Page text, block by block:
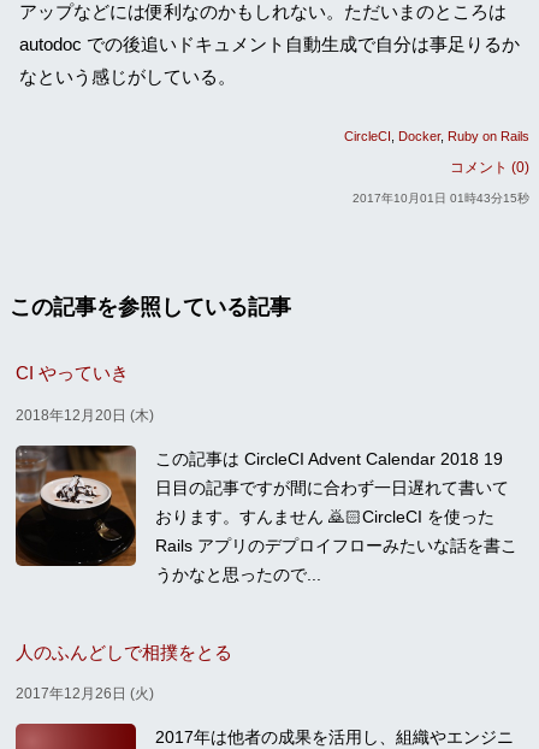
アップなどには便利なのかもしれない。ただいまのところは
autodoc での後追いドキュメント自動生成で自分は事足りるか
なという感じがしている。
CircleCI Docker Ruby on Rails
コメント (0)
2017年10月01日 01時43分15秒
この記事を参照している記事
CI やっていき
2018年12月20日 (木)
この記事は CircleCI Advent Calendar 2018 19
日目の記事ですが間に合わず一日遅れて書いて
おります。すんません 🙇🏻CircleCI を使った
Rails アプリのデプロイフローみたいな話を書こ
うかなと思ったので...
人のふんどしで相撲をとる
2017年12月26日 (火)
2017年は他者の成果を活用し、組織やエンジニ